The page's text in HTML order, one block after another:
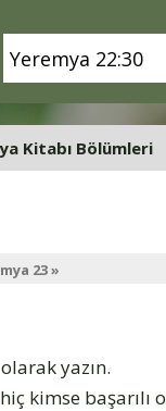
Kitabı Bölümleri
23 »
yazın.
kimse başarılı